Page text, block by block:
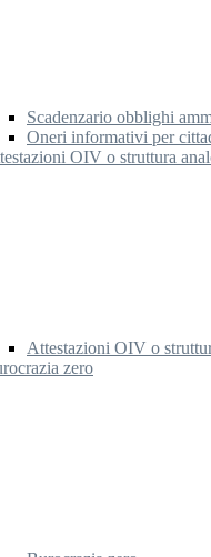
Scadenzario obblighi
Oneri informativi per
OIV o struttura
Attestazioni OIV o
zero